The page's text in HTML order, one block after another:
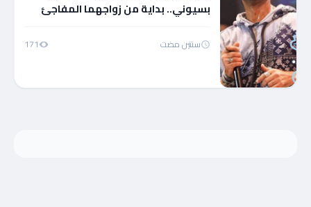
بسيوني.. بداية من زواجهما المفاجئ
سنتين مضت 171